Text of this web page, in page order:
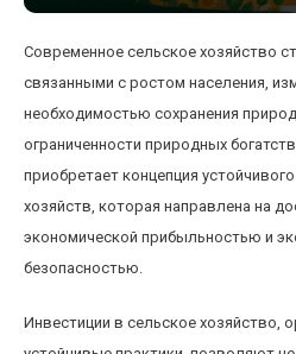
Современное сельское хозяйство
связанными с ростом населения,
необходимостью сохранения
ограниченности природных
приобретает концепция
хозяйств, которая направлена на
экономической прибыльностью и
безопасностью.
Инвестиции в сельское хозяйство,